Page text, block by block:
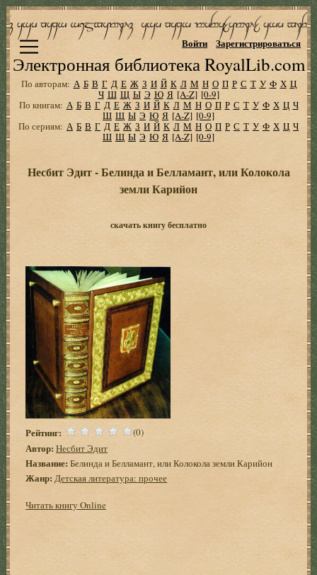
Электронная библиотека RoyalLib.com
Войти Зарегистрироваться
По авторам: А Б В Г Д Е Ж З И Й К Л М Н О П Р С Т У Ф Х Ц
Ч Ш Щ Ы Э Ю Я [A-Z] [0-9]
По книгам: А Б В Г Д Е Ж З И Й К Л М Н О П Р С Т У Ф Х Ц Ч
Ш Щ Ы Э Ю Я [A-Z] [0-9]
По сериям: А Б В Г Д Е Ж З И Й К Л М Н О П Р С Т У Ф Х Ц Ч
Ш Щ Ы Э Ю Я [A-Z] [0-9]
Несбит Эдит - Белинда и Белламант, или Колокола
земли Карийон
скачать книгу бесплатно
Рейтинг: (0)
Автор: Несбит Эдит
Название: Белинда и Белламант, или Колокола земли Карийон
Жанр: Детская литература: прочее
Читать книгу Online